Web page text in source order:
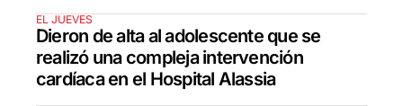
EL JUEVES
Dieron de alta al adolescente que se
realizó una compleja intervención
cardíaca en el Hospital Alassia